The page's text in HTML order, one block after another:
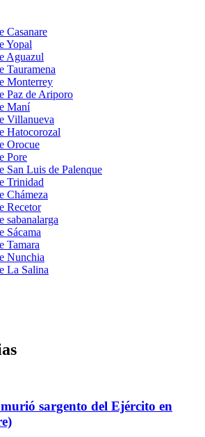
Casanare
Yopal
Aguazul
Tauramena
Monterrey
Paz de Ariporo
Maní
Villanueva
Hatocorozal
Orocue
Pore
San Luis de Palenque
Trinidad
Chámeza
Recetor
sabanalarga
Sácama
Tamara
Nunchia
La Salina
sargento del Ejército en